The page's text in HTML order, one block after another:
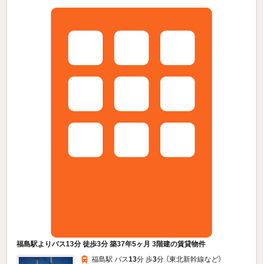
福島駅よりバス13分 徒歩3分 築37年5ヶ月 3階建の賃貸物件
福島駅 バス13分 歩3分 （東北新幹線など）